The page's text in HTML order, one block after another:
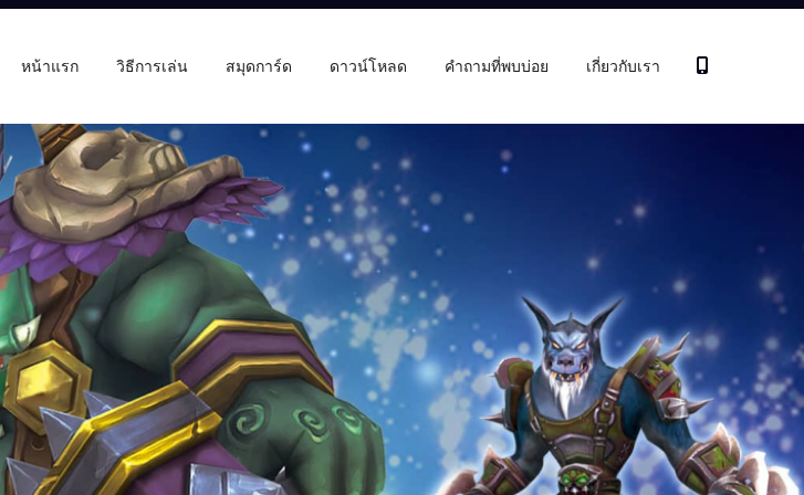
หน้าแรก วิธีการเล่น สมุดการ์ด ดาวน์โหลด คำถามที่พบบ่อย เกี่ยวกับเรา